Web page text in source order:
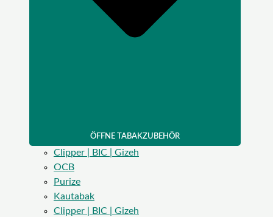
ÖFFNE TABAKZUBEHÖR
Clipper | BIC | Gizeh
OCB
Purize
Kautabak
Clipper | BIC | Gizeh